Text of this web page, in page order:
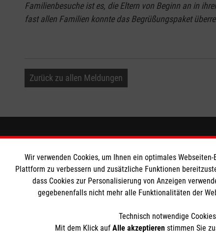
Familienbesuche ist es, die Eltern von Beginn an in
fast allen Familien konnte das Begrüßungspaket
Zurück zu allen Meldungen
Informationen
Impressum
Datenschutz
Teilnahmebedingungen Gewinnspiel
Die
Malteser
Sharepoint
Wir verwenden Cookies, um Ihnen ein optimales
Plattform zu verbessern und zusätzliche Funktionen
dass Cookies zur Personalisierung von Anzeigen
gegebenenfalls nicht mehr alle Funktionalitäten der
Technisch notwendige
Mit dem Klick auf Alle akzeptieren stimmen Sie